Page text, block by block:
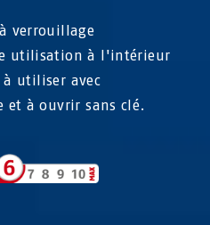
verrouillage
utilisation à l'intérieur
utiliser avec
et à ouvrir sans clé.